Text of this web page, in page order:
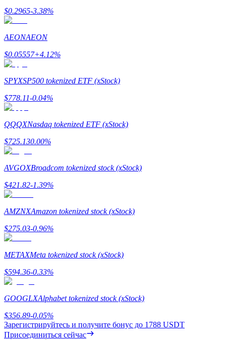
BTC Welcome Rewards
Deposit & Trade BTC to Share 25000 USDT prize pool!
Deposit CASHCAT & Win
Share 500000 CASHCAT prize pool
Exclusive for BitMart Users
Register & Trade to Win 500,000 USDT
Precious Metals Trading Carnival
$0.2965-3.38%
AEONAEON
$0.05557+4.12%
SPYXSP500 tokenized ETF (xStock)
$778.11-0.04%
QQQXNasdaq tokenized ETF (xStock)
$725.130.00%
AVGOXBroadcom tokenized stock (xStock)
$421.82-1.39%
AMZNXAmazon tokenized stock (xStock)
$275.03-0.96%
METAXMeta tokenized stock (xStock)
$594.36-0.33%
GOOGLXAlphabet tokenized stock (xStock)
$356.89-0.05%
Зарегистрируйтесь и получите бонус до 1788 USDT
Присоединиться сейчас